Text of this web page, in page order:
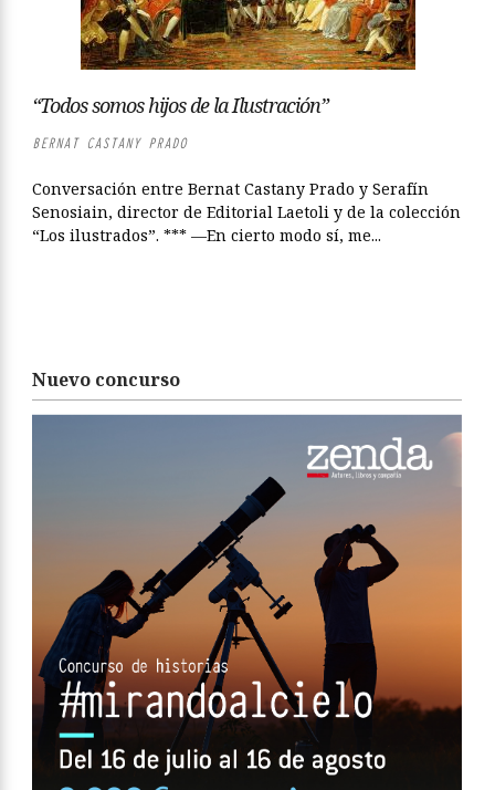
“Todos somos hijos de la Ilustración”
BERNAT CASTANY PRADO
Conversación entre Bernat Castany Prado y Serafín
Senosiain, director de Editorial Laetoli y de la colección
“Los ilustrados”. *** —En cierto modo sí, me...
Nuevo concurso